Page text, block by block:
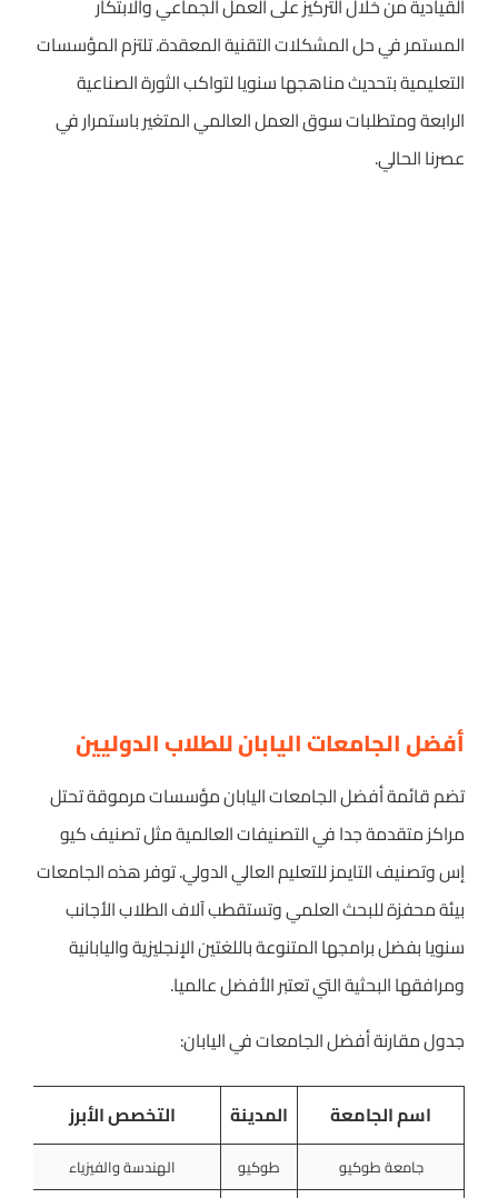
القيادية من خلال التركيز على العمل الجماعي والابتكار
المستمر في حل المشكلات التقنية المعقدة. تلتزم المؤسسات
التعليمية بتحديث مناهجها سنويا لتواكب الثورة الصناعية
الرابعة ومتطلبات سوق العمل العالمي المتغير باستمرار في
عصرنا الحالي.
أفضل الجامعات اليابان للطلاب الدوليين
تضم قائمة أفضل الجامعات اليابان مؤسسات مرموقة تحتل
مراكز متقدمة جدا في التصنيفات العالمية مثل تصنيف كيو
إس وتصنيف التايمز للتعليم العالي الدولي. توفر هذه الجامعات
بيئة محفزة للبحث العلمي وتستقطب آلاف الطلاب الأجانب
سنويا بفضل برامجها المتنوعة باللغتين الإنجليزية واليابانية
ومرافقها البحثية التي تعتبر الأفضل عالميا.
جدول مقارنة أفضل الجامعات في اليابان:
اسم الجامعة المدينة التخصص الأبرز
جامعة طوكيو طوكيو
الهندسة والفيزياء